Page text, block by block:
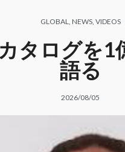
GLOBAL, NEWS, VIDEOS
タログを
語る
2026/08/05